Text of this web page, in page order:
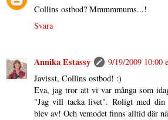
Collins ostbod? Mmmmmums...!
Svara
Annika Estassy
9/19/2009 10:00
Javisst, Collins ostbod! :)
Eva, jag tror att vi var många som
"Jag vill tacka livet". Roligt med din
blev av! Och vemodet finns alltid där